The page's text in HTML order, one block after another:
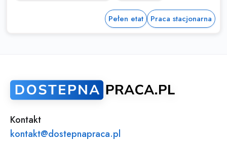
Pełen etat Praca stacjonarna
Kontakt
kontakt@dostepnapraca.pl